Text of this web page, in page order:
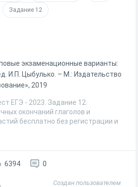
Задание 12
экзаменационные варианты:
И.П. Цыбулько. – М.: Издательство
2019
ЕГЭ - 2023. Задание 12.
окончаний глаголов и
бесплатно без регистрации и
6394 0
Создан пользователем